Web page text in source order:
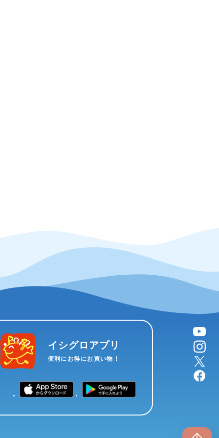
イシグロアプリ
便利にお得にお買い物！
YouTube
instagram
X
facebook